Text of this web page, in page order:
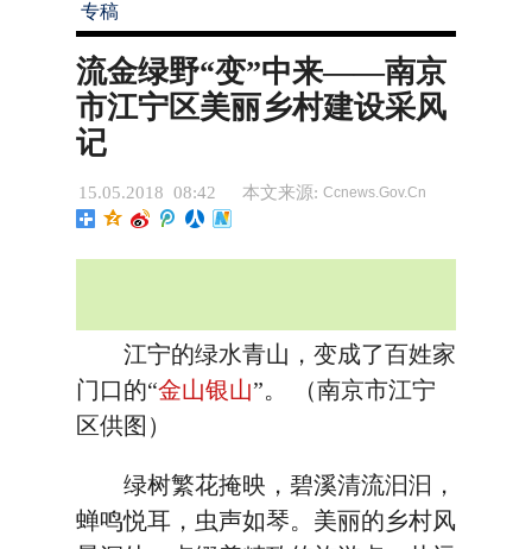
专稿
流金绿野“变”中来——南京
市江宁区美丽乡村建设采风
记
15.05.2018 08:42 本文来源: Ccnews.Gov.Cn
江宁的绿水青山，变成了百姓家
门口的“金山银山”。 （南京市江宁
区供图）
绿树繁花掩映，碧溪清流汩汩，
蝉鸣悦耳，虫声如琴。美丽的乡村风